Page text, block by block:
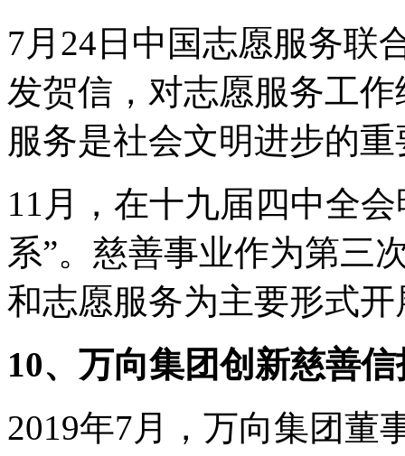
7月24日中国志愿服务联
发贺信，对志愿服务工
服务是社会文明进步的
11月，在十九届四中全
系”。慈善事业作为第三
和志愿服务为主要形式
10、万向集团创新慈善
2019年7月，万向集团董